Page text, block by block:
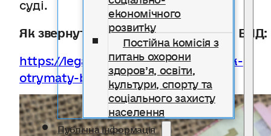
економічного
розвитку
Постійна комісія з
питань охорони
здоров’я, освіти,
культури, спорту та
соціального захисту
населення
Публічна інформація
Як звернутися до системи надання БПД:
https://legalaid.gov.ua/kliyentam/yak-
otrymaty-bpd/